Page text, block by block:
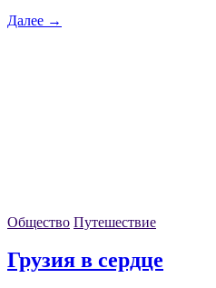
Далее →
Общество Путешествие
Грузия в сердце